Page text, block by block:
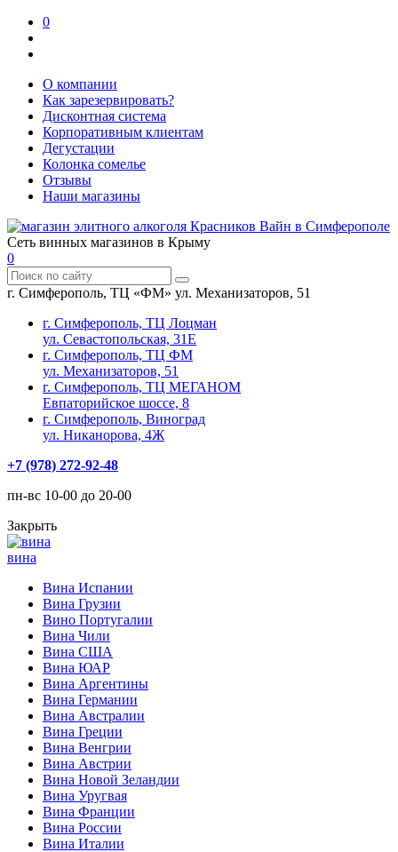
0
О компании
Как зарезервировать?
Дисконтная система
Корпоративным клиентам
Дегустации
Колонка сомелье
Отзывы
Наши магазины
Сеть винных магазинов в Крыму
0
г. Симферополь, ТЦ «ФМ» ул. Механизаторов, 51
г. Симферополь, ТЦ Лоцман
ул. Севастопольская, 31Е
г. Симферополь, ТЦ ФМ
ул. Механизаторов, 51
г. Симферополь, ТЦ МЕГАНОМ
Евпаторийское шоссе, 8
г. Симферополь, Виноград
ул. Никанорова, 4Ж
+7 (978) 272-92-48
пн-вс 10-00 до 20-00
Закрыть
вина
Вина Испании
Вина Грузии
Вино Португалии
Вина Чили
Вина США
Вина ЮАР
Вина Аргентины
Вина Германии
Вина Австралии
Вина Греции
Вина Венгрии
Вина Австрии
Вина Новой Зеландии
Вина Уругвая
Вина Франции
Вина России
Вина Италии